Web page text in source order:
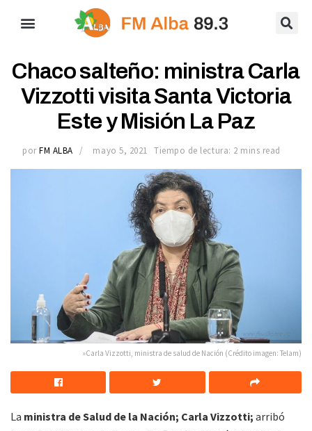
Chaco salteño: ministra Carla
Vizzotti visita Santa Victoria
Este y Misión La Paz
por FM ALBA mayo 5, 2021 Tiempo de lectura: 2 mins read
»Carla Vizzotti, ministra de salud de Nación (Crédito imagen: Telam)
La ministra de Salud de la Nación; Carla Vizzotti; arribó